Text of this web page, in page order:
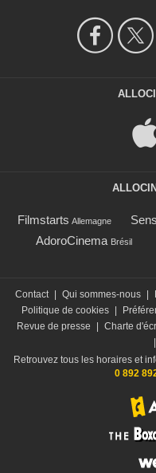
Filmstarts Allemagne
AdoroCinema Brésil
Contact | Qui sommes-nous |
Politique de cookies |
Revue de presse
| Charte
|
Retrouvez tous les horaires et
0 892